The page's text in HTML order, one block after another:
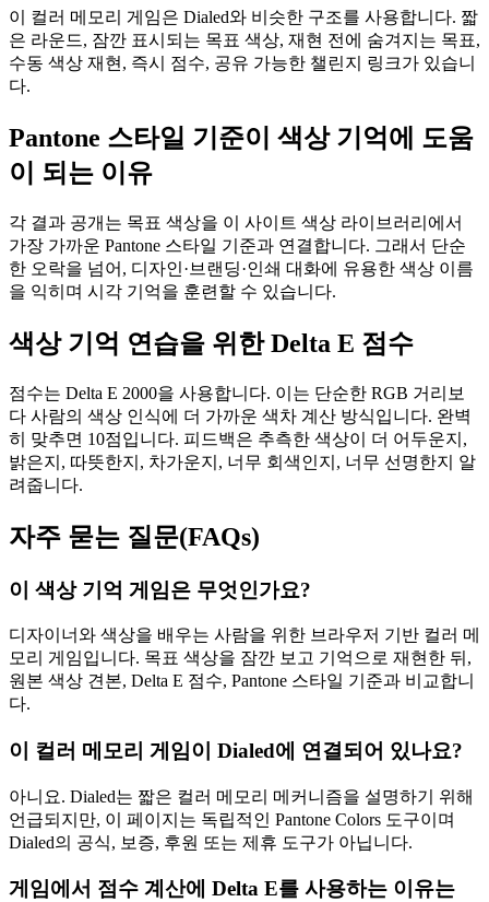
이 컬러 메모리 게임은 Dialed와 비슷한 구조를 사용합니다. 짧
은 라운드, 잠깐 표시되는 목표 색상, 재현 전에 숨겨지는 목표,
수동 색상 재현, 즉시 점수, 공유 가능한 챌린지 링크가 있습니
다.
Pantone 스타일 기준이 색상 기억에 도움
이 되는 이유
각 결과 공개는 목표 색상을 이 사이트 색상 라이브러리에서
가장 가까운 Pantone 스타일 기준과 연결합니다. 그래서 단순
한 오락을 넘어, 디자인·브랜딩·인쇄 대화에 유용한 색상 이름
을 익히며 시각 기억을 훈련할 수 있습니다.
색상 기억 연습을 위한 Delta E 점수
점수는 Delta E 2000을 사용합니다. 이는 단순한 RGB 거리보
다 사람의 색상 인식에 더 가까운 색차 계산 방식입니다. 완벽
히 맞추면 10점입니다. 피드백은 추측한 색상이 더 어두운지,
밝은지, 따뜻한지, 차가운지, 너무 회색인지, 너무 선명한지 알
려줍니다.
자주 묻는 질문(FAQs)
이 색상 기억 게임은 무엇인가요?
디자이너와 색상을 배우는 사람을 위한 브라우저 기반 컬러 메
모리 게임입니다. 목표 색상을 잠깐 보고 기억으로 재현한 뒤,
원본 색상 견본, Delta E 점수, Pantone 스타일 기준과 비교합니
다.
이 컬러 메모리 게임이 Dialed에 연결되어 있나요?
아니요. Dialed는 짧은 컬러 메모리 메커니즘을 설명하기 위해
언급되지만, 이 페이지는 독립적인 Pantone Colors 도구이며
Dialed의 공식, 보증, 후원 또는 제휴 도구가 아닙니다.
게임에서 점수 계산에 Delta E를 사용하는 이유는